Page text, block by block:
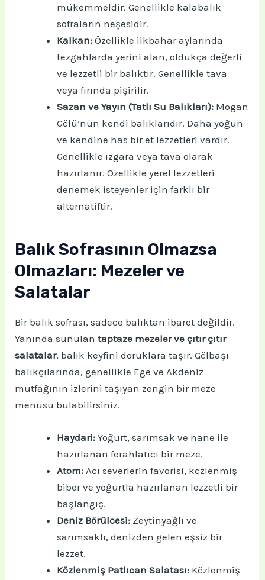
mükemmeldir. Genellikle kalabalık
sofraların neşesidir.
Kalkan: Özellikle ilkbahar aylarında
tezgahlarda yerini alan, oldukça değerli
ve lezzetli bir balıktır. Genellikle tava
veya fırında pişirilir.
Sazan ve Yayın (Tatlı Su Balıkları): Mogan
Gölü’nün kendi balıklarıdır. Daha yoğun
ve kendine has bir et lezzetleri vardır.
Genellikle ızgara veya tava olarak
hazırlanır. Özellikle yerel lezzetleri
denemek isteyenler için farklı bir
alternatiftir.
Balık Sofrasının Olmazsa
Olmazları: Mezeler ve
Salatalar
Bir balık sofrası, sadece balıktan ibaret değildir.
Yanında sunulantaptaze mezeler ve çıtır çıtır
salatalar, balık keyfini doruklara taşır. Gölbaşı
balıkçılarında, genellikle Ege ve Akdeniz
mutfağının izlerini taşıyan zengin bir meze
menüsü bulabilirsiniz.
Haydari: Yoğurt, sarımsak ve nane ile
hazırlanan ferahlatıcı bir meze.
Atom: Acı severlerin favorisi, közlenmiş
biber ve yoğurtla hazırlanan lezzetli bir
başlangıç.
Deniz Börülcesi: Zeytinyağlı ve
sarımsaklı, denizden gelen eşsiz bir
lezzet.
Közlenmiş Patlıcan Salatası: Közlenmiş